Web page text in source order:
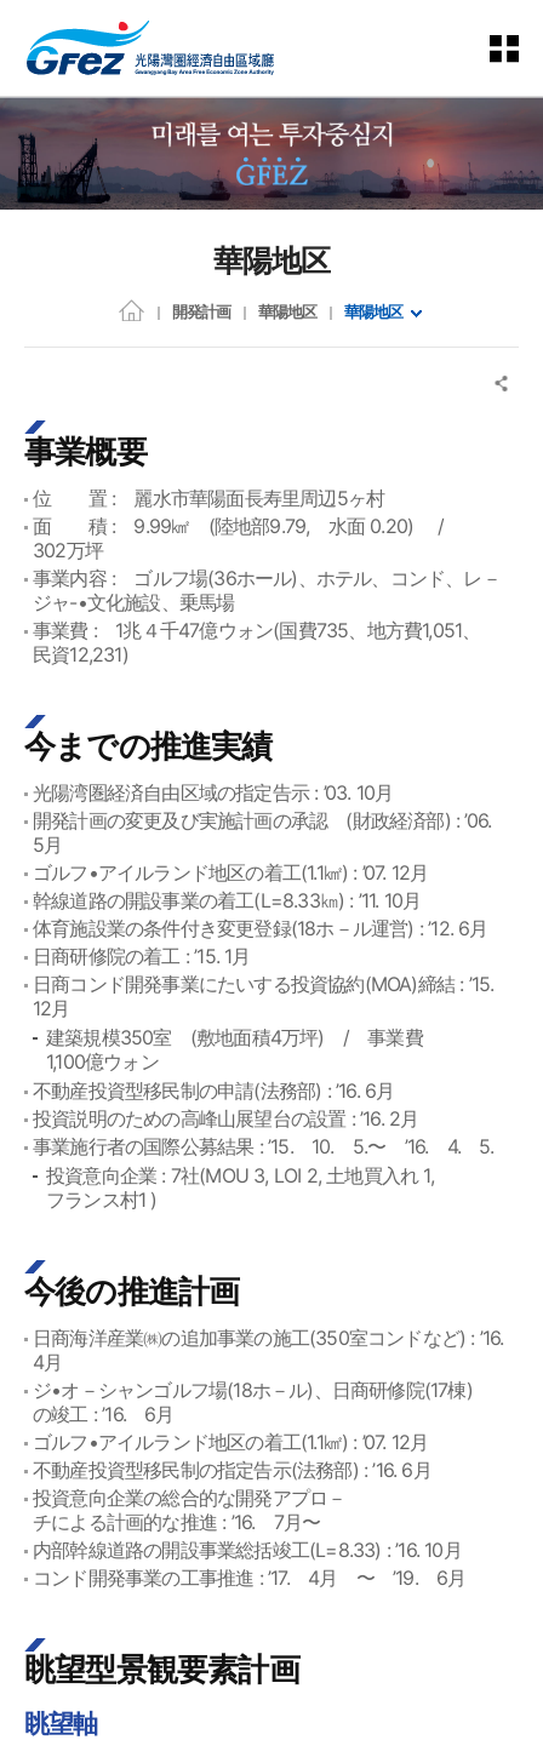
華陽地区
開発計画 華陽地区 華陽地区
事業概要
位 置 : 麗水市華陽面長寿里周辺5ヶ村
面 積 : 9.99㎢ (陸地部9.79, 水面 0.20) /
302万坪
事業内容 : ゴルフ場(36ホール)、ホテル、コンド、レ－
ジャ-•文化施設、乗馬場
事業費 : 1兆４千47億ウォン(国費735、地方費1,051、
民資12,231)
今までの推進実績
光陽湾圏経済自由区域の指定告示 : ’03. 10月
開発計画の変更及び実施計画の承認 (財政経済部) : ’06.
5月
ゴルフ•アイルランド地区の着工(1.1㎢) : ’07. 12月
幹線道路の開設事業の着工(L=8.33㎞) : ’11. 10月
体育施設業の条件付き変更登録(18ホ－ル運営) : ’12. 6月
日商研修院の着工 : ’15. 1月
日商コンド開発事業にたいする投資協約(MOA)締結 : ’15.
12月
建築規模350室 (敷地面積4万坪) / 事業費
1,100億ウォン
不動産投資型移民制の申請(法務部) : ’16. 6月
投資説明のための高峰山展望台の設置 : ’16. 2月
事業施行者の国際公募結果 : ’15. 10. 5.〜 ’16. 4. 5.
投資意向企業 : 7社(MOU 3, LOI 2, 土地買入れ 1,
フランス村1 )
今後の推進計画
日商海洋産業㈱の追加事業の施工(350室コンドなど) : ’16.
4月
ジ•オ－シャンゴルフ場(18ホ－ル)、日商研修院(17棟)
の竣工 : ’16. 6月
ゴルフ•アイルランド地区の着工(1.1㎢) : ’07. 12月
不動産投資型移民制の指定告示(法務部) : ’16. 6月
投資意向企業の総合的な開発アプロ－
チによる計画的な推進 : ’16. 7月〜
内部幹線道路の開設事業総括竣工(L=8.33) : ’16. 10月
コンド開発事業の工事推進 : ’17. 4月 〜 ’19. 6月
眺望型景観要素計画
眺望軸